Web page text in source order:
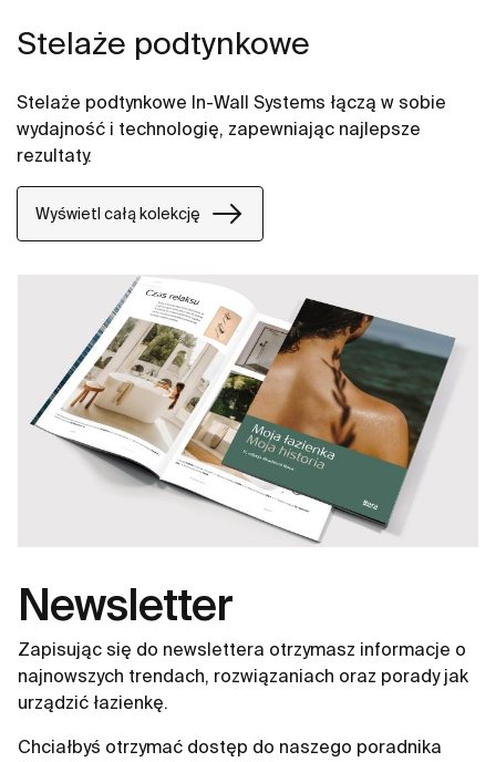
Stelaże podtynkowe
Stelaże podtynkowe In-Wall Systems łączą w sobie
wydajność i technologię, zapewniając najlepsze
rezultaty.
Wyświetl całą kolekcję
Newsletter
Zapisując się do newslettera otrzymasz informacje o
najnowszych trendach, rozwiązaniach oraz porady jak
urządzić łazienkę.
Chciałbyś otrzymać dostęp do naszego poradnika